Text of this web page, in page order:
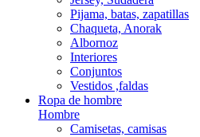
Pijama, batas, zapatillas
Chaqueta, Anorak
Albornoz
Interiores
Conjuntos
Vestidos ,faldas
Ropa de hombre
Hombre
Camisetas, camisas